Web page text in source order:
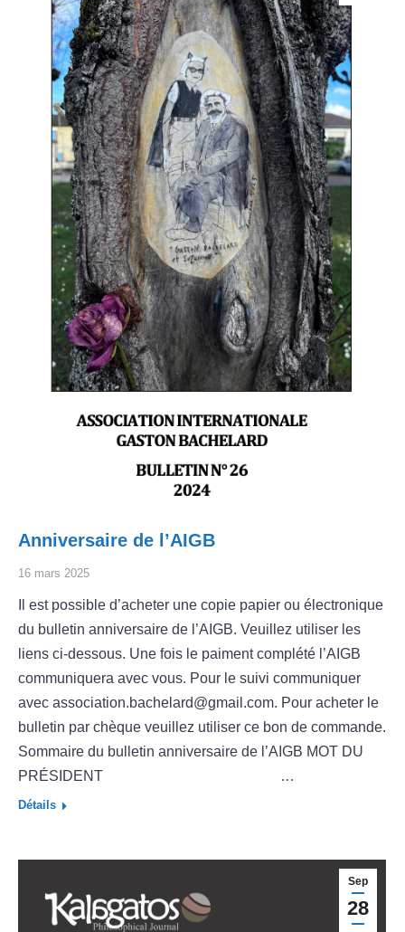
Anniversaire de l’AIGB
16 mars 2025
Il est possible d’acheter une copie papier ou électronique
du bulletin anniversaire de l’AIGB. Veuillez utiliser les
liens ci-dessous. Une fois le paiment complété l’AIGB
communiquera avec vous. Pour le suivi communiquer
avec association.bachelard@gmail.com. Pour acheter le
bulletin par chèque veuillez utiliser ce bon de commande.
Sommaire du bulletin anniversaire de l’AIGB MOT DU
PRÉSIDENT …
Détails
Sep
28